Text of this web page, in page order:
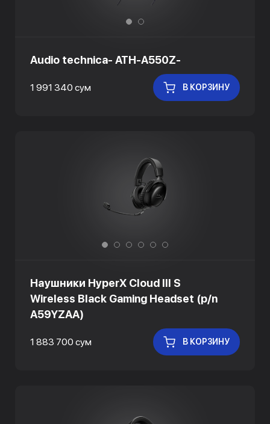
Audio technica- ATH-A550Z-
1 991 340 сум В КОРЗИНУ
Наушники HyperX Cloud III S
Wireless Black Gaming Headset (p/n
A59YZAA)
1 883 700 сум В КОРЗИНУ